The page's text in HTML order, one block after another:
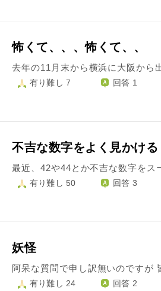
怖くて、、、怖くて、、
有り難し 7 回答 1
不吉な数字をよく見かける
有り難し 50 回答 3
妖怪
有り難し 24 回答 2